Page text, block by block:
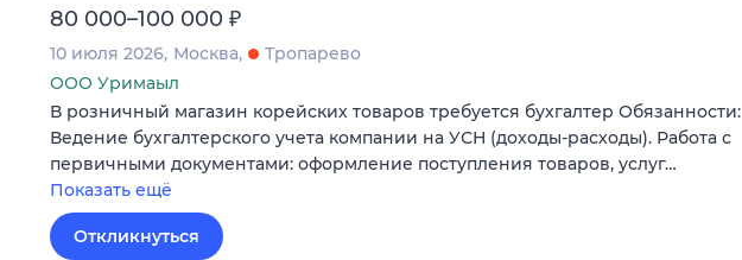
80 000–100 000 ₽
10 июля 2026 Москва
Тропарево
ООО Уримаыл
В розничный магазин корейских товаров требуется бухгалтер Обязанности:
Ведение бухгалтерского учета компании на УСН (доходы-расходы). Работа с
первичными документами: оформление поступления товаров, услуг…
Показать ещё
Откликнуться